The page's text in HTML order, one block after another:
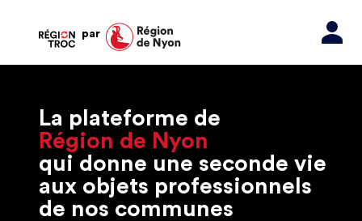
par
La plateforme de
Région de Nyon
qui donne une seconde vie
aux objets professionnels
de nos communes